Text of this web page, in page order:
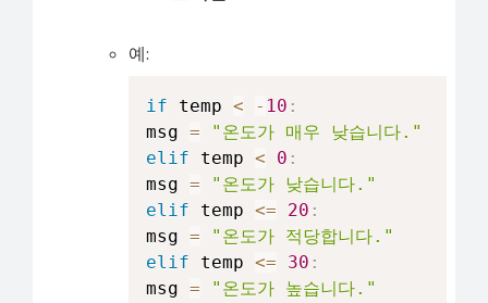
예:
if temp < - 10 :
msg =
"온도가 매우 낮습니다."
elif temp < 0 :
msg =
"온도가 낮습니다."
elif temp <= 20 :
msg =
"온도가 적당합니다."
elif temp <= 30 :
msg =
"온도가 높습니다."